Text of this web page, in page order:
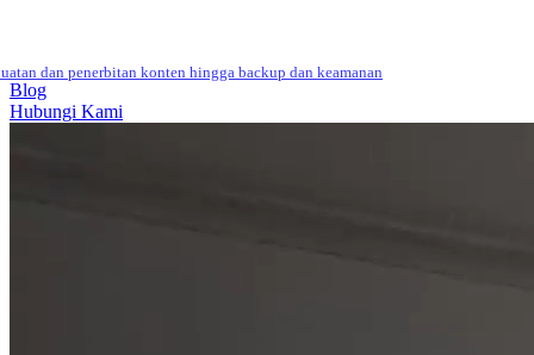
dan penerbitan konten hingga backup dan keamanan
Blog
Hubungi Kami